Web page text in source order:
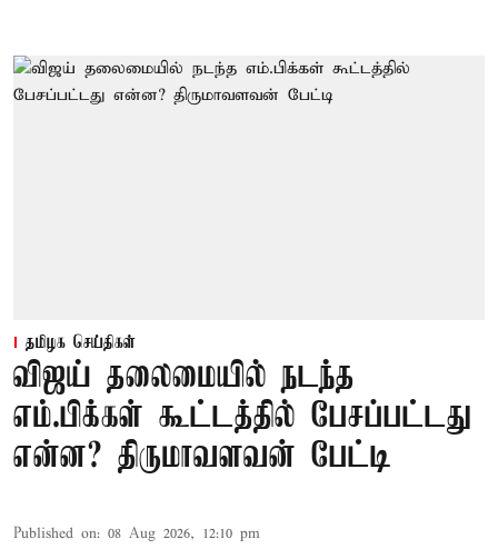
தமிழக செய்திகள்
விஜய் தலைமையில் நடந்த
எம்.பிக்கள் கூட்டத்தில் பேசப்பட்டது
என்ன? திருமாவளவன் பேட்டி
Published on: 08 Aug 2026, 12:10 pm